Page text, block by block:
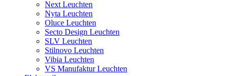
Next Leuchten
Nyta Leuchten
Oluce Leuchten
Secto Design Leuchten
SLV Leuchten
Stilnovo Leuchten
Vibia Leuchten
VS Manufaktur Leuchten